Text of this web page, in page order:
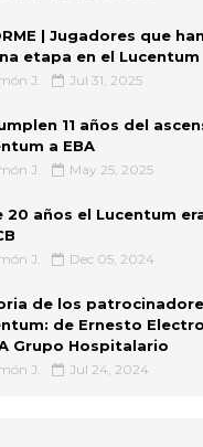
| Jugadores que
etapa en el Lucentum
J. Jul 31, 2025
11 años del
a EBA
J. May 25, 2025
20 años el Lucentum
J. Dec 05, 2024
de los
de Ernesto
Grupo Hospitalario
J. Jul 24, 2024